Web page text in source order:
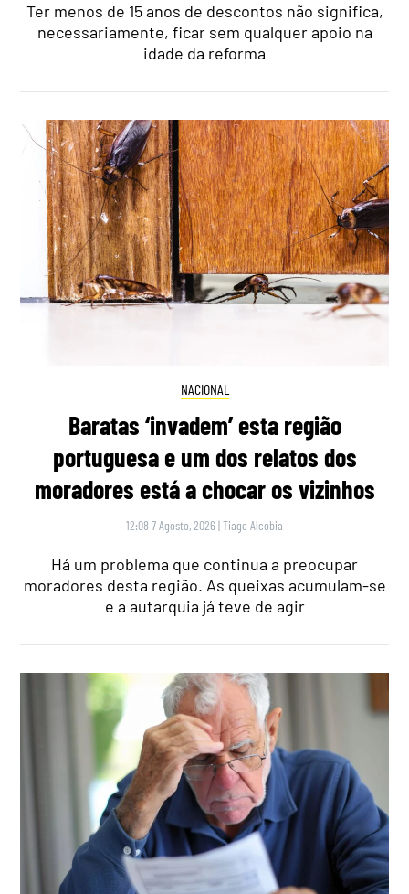
Ter menos de 15 anos de descontos não significa,
necessariamente, ficar sem qualquer apoio na
idade da reforma
NACIONAL
Baratas ‘invadem’ esta região
portuguesa e um dos relatos dos
moradores está a chocar os vizinhos
12:08 7 Agosto, 2026 |Tiago Alcobia
Há um problema que continua a preocupar
moradores desta região. As queixas acumulam-se
e a autarquia já teve de agir